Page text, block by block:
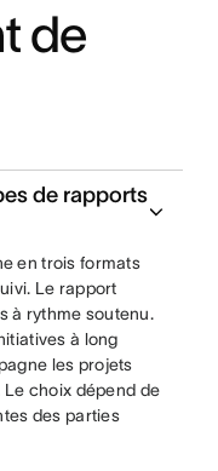
de
de rapports
en trois formats
Le rapport
à rythme soutenu.
à long
les projets
choix dépend de
des parties